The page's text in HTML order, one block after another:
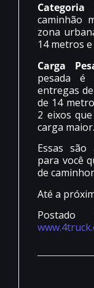
Categoria
caminhão
zona
14 metros
Carga
pesada
entregas
de 14
2 eixos
carga maior.
Essas são
para você
de
Até a